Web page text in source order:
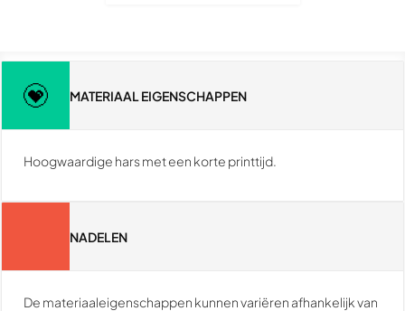
MATERIAAL EIGENSCHAPPEN
Hoogwaardige hars met een korte printtijd.
NADELEN
De materiaaleigenschappen kunnen variëren afhankelijk van